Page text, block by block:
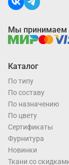
Каталог
По типу
По составу
По назначению
По цвету
Cертификаты
Фурнитура
Новинки
Ткани со
Мы принимаем